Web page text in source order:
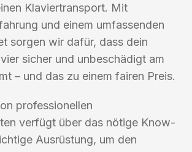
Klaviertransport. Mit
und einem umfassenden
sorgen wir dafür, dass dein
sicher und unbeschädigt am
– und das zu einem fairen Preis.
professionellen
verfügt über das nötige Know-
Ausrüstung, um den